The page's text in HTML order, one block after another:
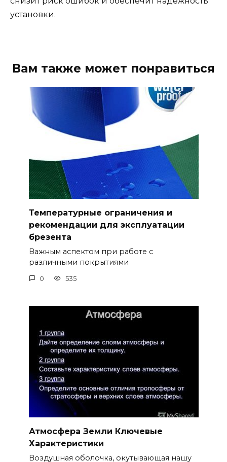
установки.
Вам также может понравиться
Температурные ограничения и
рекомендации для эксплуатации
брезента
Важным аспектом при работе с
различными покрытиями
0 535
Атмосфера Земли Ключевые
Характеристики
Воздушная оболочка, окутывающая нашу